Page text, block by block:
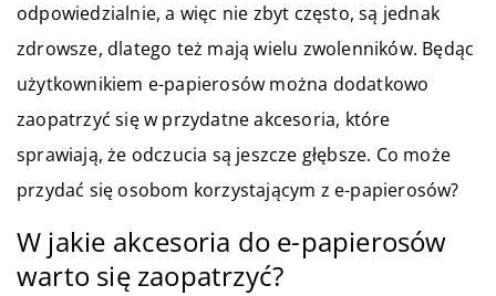
odpowiedzialnie, a więc nie zbyt często, są jednak
zdrowsze, dlatego też mają wielu zwolenników. Będąc
użytkownikiem e-papierosów można dodatkowo
zaopatrzyć się w przydatne akcesoria, które
sprawiają, że odczucia są jeszcze głębsze. Co może
przydać się osobom korzystającym z e-papierosów?
W jakie akcesoria do e-papierosów
warto się zaopatrzyć?